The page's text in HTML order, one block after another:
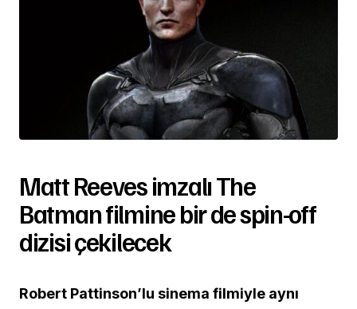
Matt Reeves imzalı The
Batman filmine bir de spin-off
dizisi çekilecek
Robert Pattinson’lu sinema filmiyle aynı